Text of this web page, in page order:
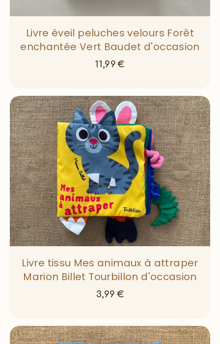
Livre éveil peluches velours Forêt
enchantée Vert Baudet d'occasion
11,99 €
Livre tissu Mes animaux à attraper
Marion Billet Tourbillon d'occasion
3,99 €